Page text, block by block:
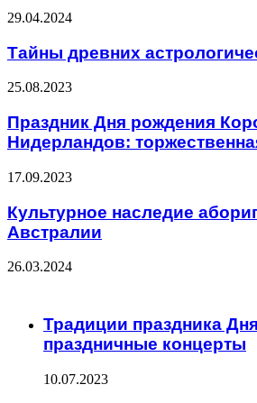
29.04.2024
Тайны древних
25.08.2023
Праздник Дня рождения
Нидерландов:
17.09.2023
Культурное наследие
Австралии
26.03.2024
Традиции праздника
праздничные концерты
10.07.2023